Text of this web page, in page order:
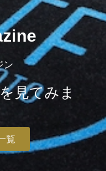
ン
見てみま
覧